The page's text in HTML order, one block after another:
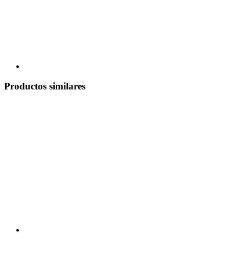
Productos similares